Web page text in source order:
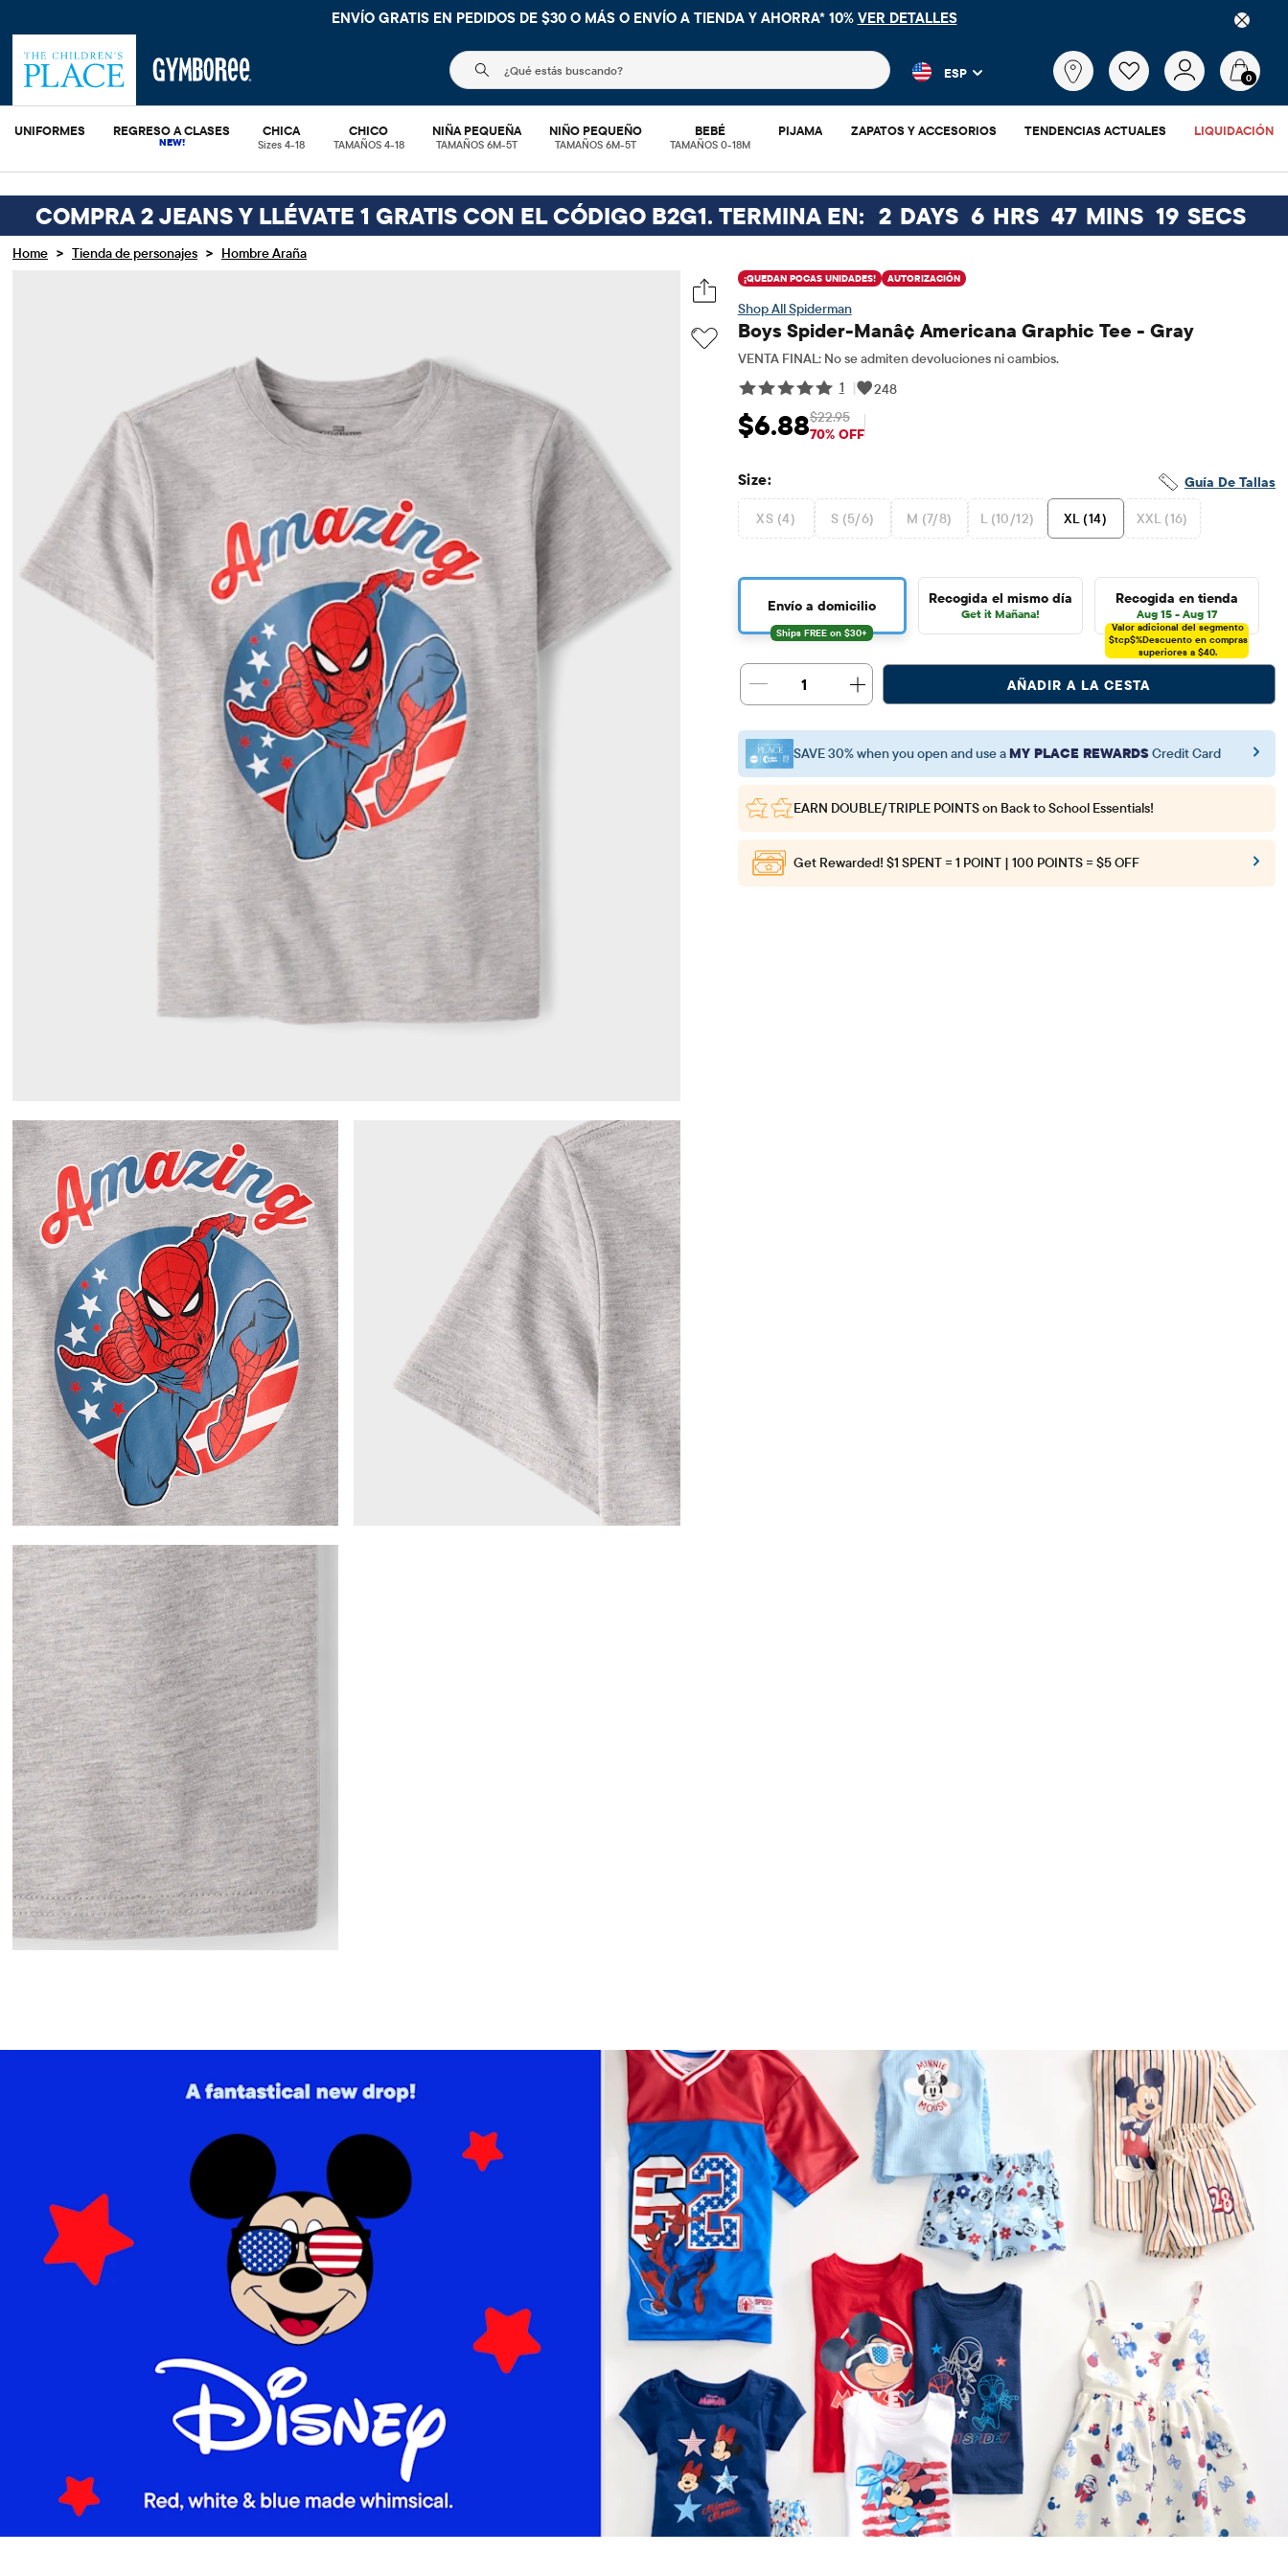
ENVÍO GRATIS. SIN COMPRA MÍNIMA EN TU COMPRA DENTRO DE LA APLICACIÓN CON EL CÓDIGOFREESHIPDESCARGAR AHORA
El siguiente campo de búsqueda filtra las búsquedas más populares y los resultados de productos a medida que
¿Qué
estás
ESP 0
UNIFORMES REGRESO A CLASES CHICA
Sizes 4-18
CHICO
TAMAÑOS 4-18
NIÑA PEQUEÑA
TAMAÑOS 6M-5T
NIÑO PEQUEÑO
TAMAÑOS 6M-5T
BEBÉ
TAMAÑOS 0-18M
PIJAMA ZAPATOS Y ACCESORIOS TENDENCIAS ACTUALES LIQUIDACIÓN
COMPRA 2 JEANS Y LLÉVATE 1 GRATIS CON EL CÓDIGO B2G1. TERMINA EN: 2 DAYS 6 HRS 47 MINS 19 SECS
Home > Tienda de personajes > Hombre Araña
¡QUEDAN POCAS UNIDADES! AUTORIZACIÓN
Spiderman
Boys Spider-Manâ¢ Americana Graphic Tee - Gray
VENTA FINAL: No se admiten devoluciones ni cambios.
1
| 248
Precio de venta: $6.88
$6.88 Precio original: $22.95
$22.95
70% OFF
Guía De Tallas
Size:
XS (4) S (5/6) M (7/8) L (10/12) XL (14) XXL (16)
Envío a domicilio Recogida el mismo día
Get it Mañana!
Recogida en tienda
Aug 15 - Aug 17
Valor adicional del segmento
$tcp$%Descuento en compras
superiores a $40.
1 AÑADIR A LA CESTA
SAVE 30% when you open and use aMY PLACE REWARDSCredit Card
EARN DOUBLE/TRIPLE POINTSon Back to School Essentials!
Get Rewarded! $1 SPENT = 1 POINT | 100 POINTS = $5 OFF